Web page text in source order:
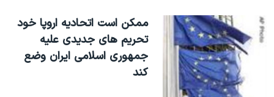
ممکن است اتحاديه اروپا خود
تحريم های جديدی عليه
جمهوری اسلامی ايران وضع
کند